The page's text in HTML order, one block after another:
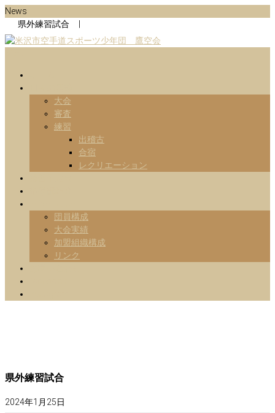
Skip
content
News
県外練習試合 |
米沢市空手道スポーツ少年団 鷹
空会
です。
大会
審査
練習
出稽古
合宿
レクリエーション
団員構成
大会実績
加盟組織構成
リンク
県外練習試合
2024年1月25日